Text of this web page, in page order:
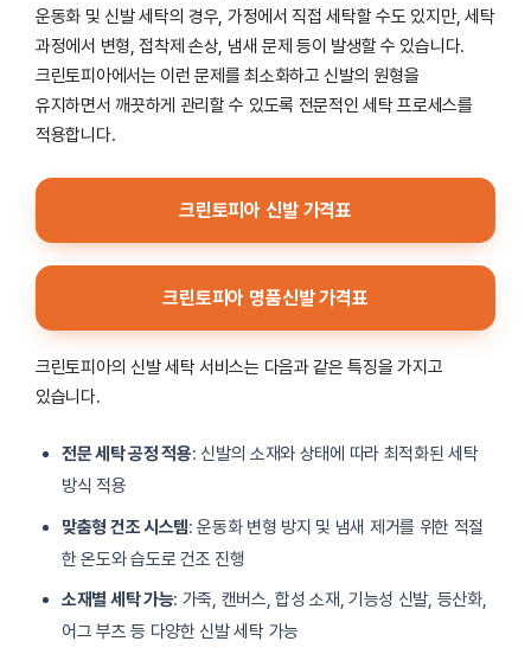
운동화 및 신발 세탁의 경우, 가정에서 직접 세탁할 수도 있지만, 세탁
과정에서 변형, 접착제 손상, 냄새 문제 등이 발생할 수 있습니다.
크린토피아에서는 이런 문제를 최소화하고 신발의 원형을
유지하면서 깨끗하게 관리할 수 있도록 전문적인 세탁 프로세스를
적용합니다.
크린토피아 신발 가격표
크린토피아 명품신발 가격표
크린토피아의 신발 세탁 서비스는 다음과 같은 특징을 가지고
있습니다.
전문 세탁 공정 적용: 신발의 소재와 상태에 따라 최적화된 세탁
방식 적용
맞춤형 건조 시스템: 운동화 변형 방지 및 냄새 제거를 위한 적절
한 온도와 습도로 건조 진행
소재별 세탁 가능: 가죽, 캔버스, 합성 소재, 기능성 신발, 등산화,
어그 부츠 등 다양한 신발 세탁 가능